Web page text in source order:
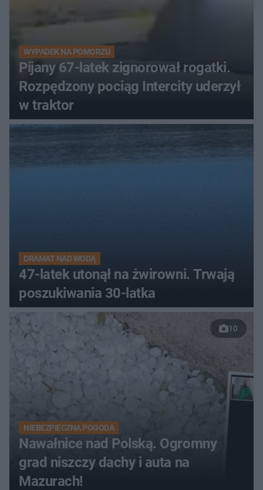
WYPADEK NA POMORZU
Pijany 67-latek zignorował rogatki.
Rozpędzony pociąg Intercity uderzył
w traktor
DRAMAT NAD WODĄ
47-latek utonął na żwirowni. Trwają
poszukiwania 30-latka
10
NIEBEZPIECZNA POGODA
Nawałnice nad Polską. Ogromny
grad niszczy dachy i auta na
Mazurach!